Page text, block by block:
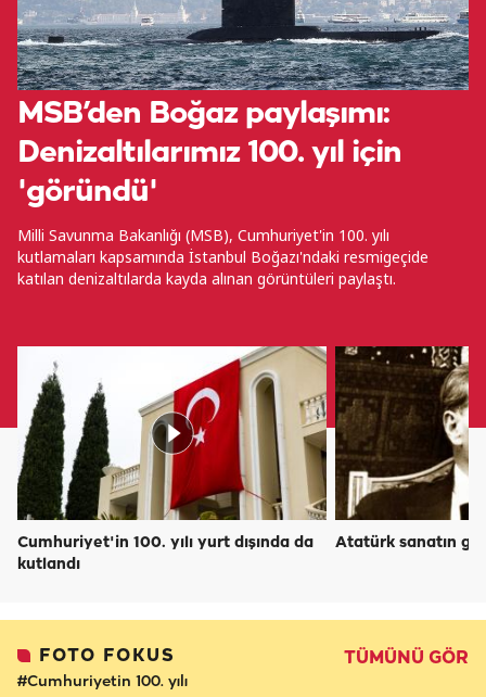
MSB’den Boğaz paylaşımı:
Denizaltılarımız 100. yıl için
'göründü'
Milli Savunma Bakanlığı (MSB), Cumhuriyet'in 100. yılı
kutlamaları kapsamında İstanbul Boğazı'ndaki resmigeçide
katılan denizaltılarda kayda alınan görüntüleri paylaştı.
Cumhuriyet'in 100. yılı yurt dışında da
kutlandı
Atatürk sanatın
FOTO FOKUS TÜMÜNÜ GÖR
#Cumhuriyetin 100. yılı